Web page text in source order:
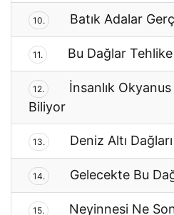
10. Batık Adalar
11. Bu Dağlar
12.
İnsanlık
Biliyor
13. Deniz Altı
14. Gelecekte Bu
15. Neyinnesi Ne